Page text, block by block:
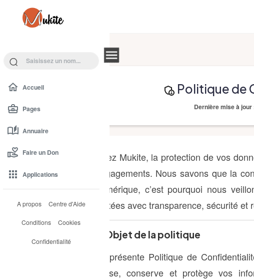
Recherche
Accueil
Pages
Annuaire
Faire un Don
Applications
A propos Centre d'Aide
Conditions Cookies
Confidentialité
Se connecter
Politique de
Dernière mise à
Chez Mukite, la protection de vos
engagements. Nous savons que la
numérique, c’est pourquoi nous
traitées avec transparence, sécurité et
1. Objet de la politique
La présente Politique de
utilise, conserve et protège vos